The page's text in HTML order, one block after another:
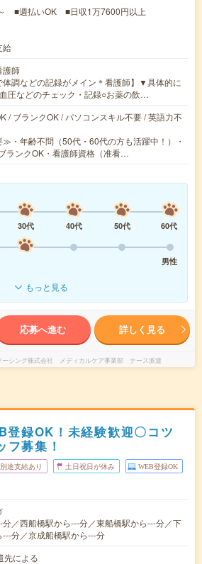
■週払いOK ■日収1万7600円以上
給
護師
体調などの記録がメイン＊看護師】▼具体的に
圧などのチェック・記録○お薬の飲…
/ ブランクOK / パソコンスキル不要 / 英語力不
・年齢不問（50代・60代の方も活躍中！）・
ランクOK・看護師資格（准看…
30代 40代 50代
60代
男性
もっと見る
応募へ進む 詳しく見る
ーシング株式会社 メディカルケア事業部 ナース派遣
登録OK！未経験歓迎〇コツ
フ募集！
途支給あり 土日祝日が休み WEB登録OK
／西船橋駅から---分／東船橋駅から---分／下
分／京成船橋駅から---分
による